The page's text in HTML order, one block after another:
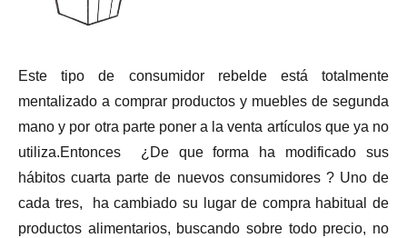
Este tipo de consumidor rebelde está totalmente
mentalizado a comprar productos y muebles de segunda
mano y por otra parte poner a la venta artículos que ya no
utiliza.Entonces ¿De que forma ha modificado sus
hábitos cuarta parte de nuevos consumidores ? Uno de
cada tres, ha cambiado su lugar de compra habitual de
productos alimentarios, buscando sobre todo precio, no